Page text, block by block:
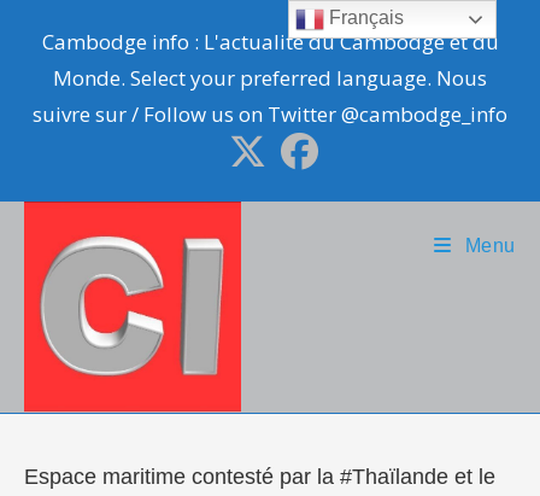
content
Cambodge info : L'actualité du Cambodge et du
Monde. Select your preferred language. Nous
suivre sur / Follow us on Twitter @cambodge_info
Menu
Espace maritime contesté par la #Thaïlande et le
Français